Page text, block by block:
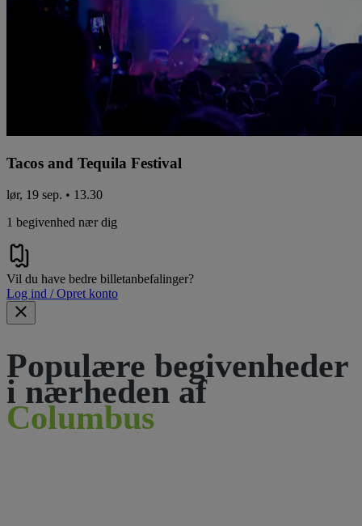
Tacos and Tequila Festival
lør, 19 sep. • 13.30
1 begivenhed nær dig
Vil du have bedre billetanbefalinger?
Log ind / Opret konto
Populære begivenheder
i nærheden af
Columbus